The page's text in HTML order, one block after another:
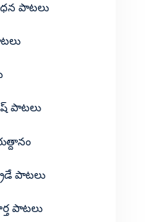
పాటలు
పాటలు
పాటలు
పాటలు